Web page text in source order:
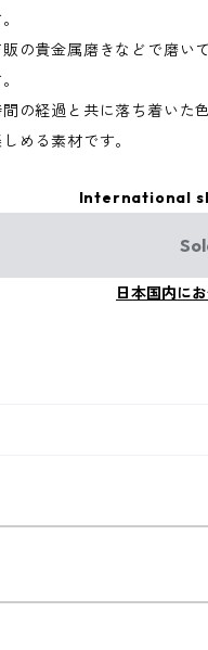
の貴金属磨きなどで磨い
間の経過と共に落ち着いた
める素材です。
International
日本国内に